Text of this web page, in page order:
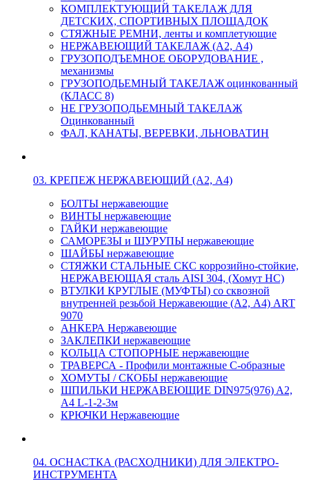
КОМПЛЕКТУЮЩИЙ ТАКЕЛАЖ ДЛЯ
ДЕТСКИХ, СПОРТИВНЫХ ПЛОЩАДОК
СТЯЖНЫЕ РЕМНИ, ленты и комплетующие
НЕРЖАВЕЮЩИЙ ТАКЕЛАЖ (А2, А4)
ГРУЗОПОДЪЕМНОЕ ОБОРУДОВАНИЕ ,
механизмы
ГРУЗОПОДЬЕМНЫЙ ТАКЕЛАЖ оцинкованный
(КЛАСС 8)
НЕ ГРУЗОПОДЬЕМНЫЙ ТАКЕЛАЖ
Оцинкованный
ФАЛ, КАНАТЫ, ВЕРЕВКИ, ЛЬНОВАТИН
03. КРЕПЕЖ НЕРЖАВЕЮЩИЙ (А2, А4)
БОЛТЫ нержавеющие
ВИНТЫ нержавеющие
ГАЙКИ нержавеющие
САМОРЕЗЫ и ШУРУПЫ нержавеющие
ШАЙБЫ нержавеющие
СТЯЖКИ СТАЛЬНЫЕ СКС коррозийно-стойкие,
НЕРЖАВЕЮЩАЯ сталь AISI 304, (Хомут НС)
ВТУЛКИ КРУГЛЫЕ (МУФТЫ) со сквозной
внутренней резьбой Нержавеющие (А2, А4) ART
9070
АНКЕРА Нержавеющие
ЗАКЛЕПКИ нержавеющие
КОЛЬЦА СТОПОРНЫЕ нержавеющие
ТРАВЕРСА - Профили монтажные С-образные
ХОМУТЫ / СКОБЫ нержавеющие
ШПИЛЬКИ НЕРЖАВЕЮЩИЕ DIN975(976) A2,
А4 L-1-2-3м
КРЮЧКИ Нержавеющие
04. ОСНАСТКА (РАСХОДНИКИ) ДЛЯ ЭЛЕКТРО-
ИНСТРУМЕНТА